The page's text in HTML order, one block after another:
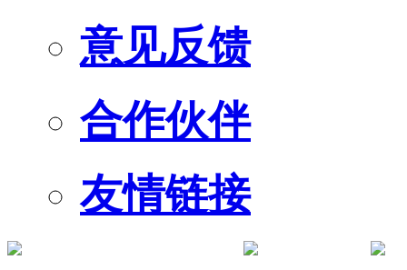
意见反馈
合作伙伴
友情链接